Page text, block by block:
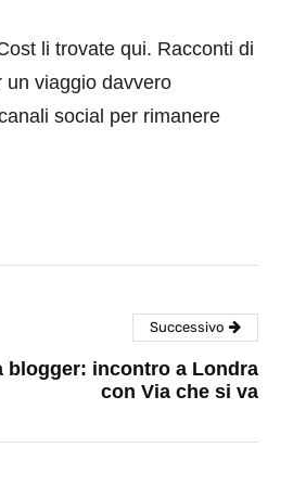
li trovate qui. Racconti di
un viaggio davvero
social per rimanere
Successivo
blogger: incontro a Londra
con Via che si va